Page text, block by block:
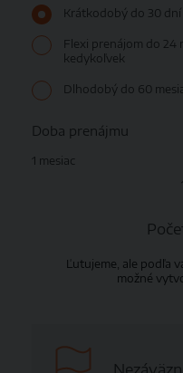
Krátkodobý do 30 dní
Flexi prenájom do 24
kedykoľvek
Dlhodobý do 60
Doba prenájmu
1 mesiac
Ľutujeme, ale podľa
možné